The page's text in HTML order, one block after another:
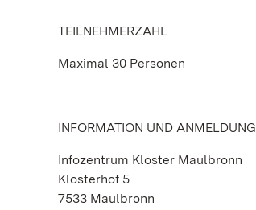
TEILNEHMERZAHL
Maximal 30 Personen
INFORMATION UND ANMELDUNG
Infozentrum Kloster Maulbronn
Klosterhof 5
7533 Maulbronn